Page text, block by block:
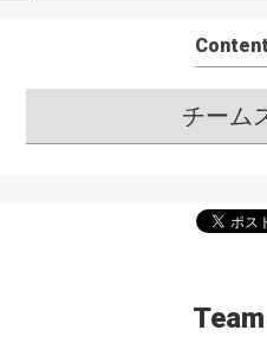
チーム